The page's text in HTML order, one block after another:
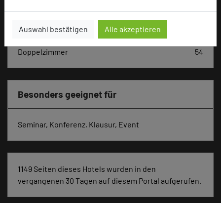
Auswahl bestätigen Alle akzeptieren
Doppelzimmer
54
Besonders geeignet für
Seminar, Konferenz, Klausur, Event
1149 Seiten dieses Hotels wurden in den
vergangenen 30 Tagen auf diesem Portal aufgerufen.